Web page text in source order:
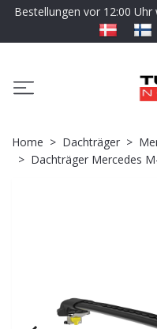
Bestellungen vor 12:00
Home Dachträger
Dachträger Mercedes